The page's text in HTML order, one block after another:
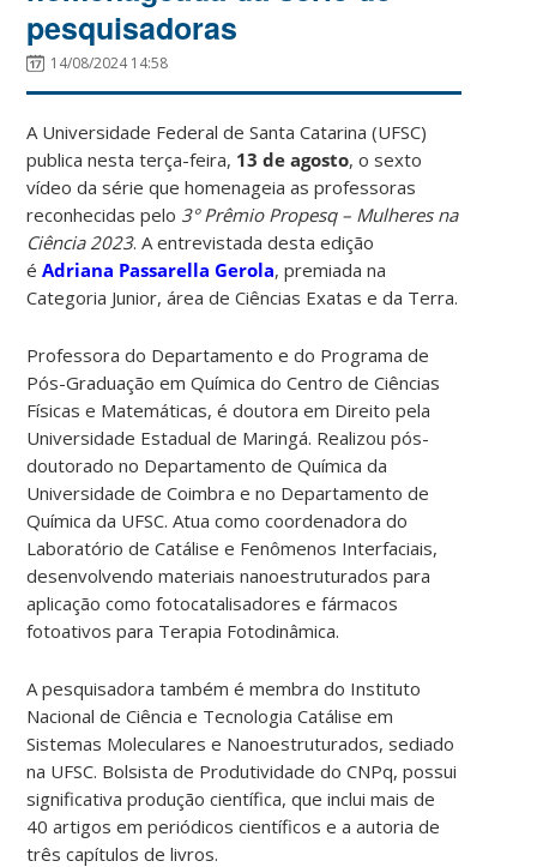
pesquisadoras
14/08/2024 14:58
A Universidade Federal de Santa Catarina (UFSC)
publica nesta terça-feira, 13 de agosto, o sexto
vídeo da série que homenageia as professoras
reconhecidas pelo 3° Prêmio Propesq – Mulheres na
Ciência 2023. A entrevistada desta edição
éAdriana Passarella Gerola, premiada na
Categoria Junior, área de Ciências Exatas e da Terra.
Professora do Departamento e do Programa de
Pós-Graduação em Química do Centro de Ciências
Físicas e Matemáticas, é doutora em Direito pela
Universidade Estadual de Maringá. Realizou pós-
doutorado no Departamento de Química da
Universidade de Coimbra e no Departamento de
Química da UFSC. Atua como coordenadora do
Laboratório de Catálise e Fenômenos Interfaciais,
desenvolvendo materiais nanoestruturados para
aplicação como fotocatalisadores e fármacos
fotoativos para Terapia Fotodinâmica.
A pesquisadora também é membra do Instituto
Nacional de Ciência e Tecnologia Catálise em
Sistemas Moleculares e Nanoestruturados, sediado
na UFSC. Bolsista de Produtividade do CNPq, possui
significativa produção científica, que inclui mais de
40 artigos em periódicos científicos e a autoria de
três capítulos de livros.